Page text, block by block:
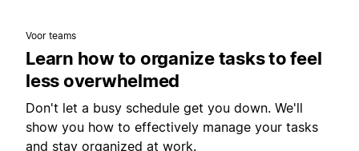
Voor teams
Learn how to organize tasks to feel
less overwhelmed
Don't let a busy schedule get you down. We'll
show you how to effectively manage your tasks
and stay organized at work.